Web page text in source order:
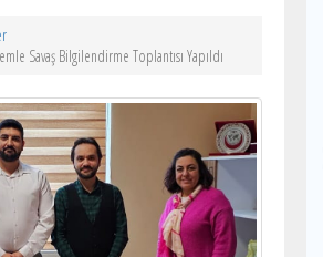
Savaş Bilgilendirme Toplantısı Yapıldı